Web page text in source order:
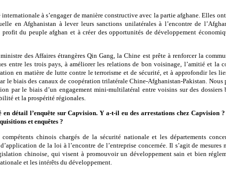
à s’engager de manière constructive avec la partie afghane. Elles
en Afghanistan à lever leurs sanctions unilatérales à l’encontre de
profit du peuple afghan et à créer des opportunités de développement
des Affaires étrangères Qin Gang, la Chine est prête à renforcer la
entre les trois pays, à améliorer les relations de bon voisinage, l’amitié et la
en matière de lutte contre le terrorisme et de sécurité, et à approfondir les
le biais des canaux de coopération trilatérale Chine-Afghanistan-Pakistan. Nous
par le biais d’un engagement mini-multilatéral entre voisins sur des dossiers
et la prospérité régionales.
détail l’enquête sur Capvision. Y a-t-il eu des arrestations chez Capvision ?
et enquêtes ?
chinois chargés de la sécurité nationale et les départements
de la loi à l’encontre de l’entreprise concernée. Il s’agit de mesures
chinoise, qui visent à promouvoir un développement sain et bien
et les intérêts du développement.